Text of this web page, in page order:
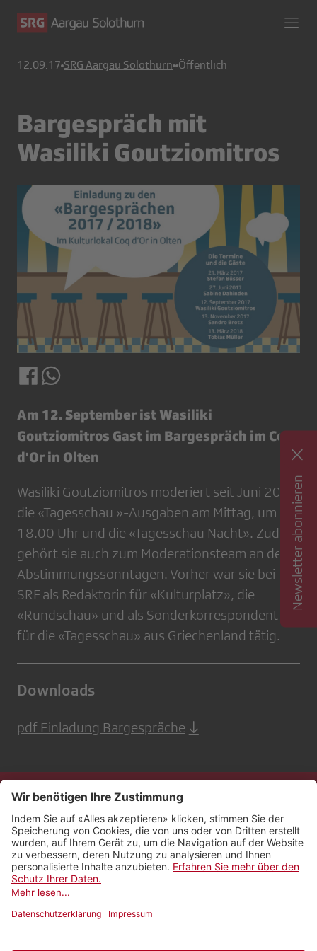
12.09.17 SRG Aargau Solothurn Öffentlich
Bargespräch mit
Wasiliki Goutziomitros
Am 12. September ist Wasiliki
Goutziomitros Gast im Bargespräch im Coq
d'Or in Olten
Wasiliki Goutziomitros moderiert seit Juni 2013
die «Tagesschau »-Ausgaben am Mittag, um
18.00 Uhr und die «Tagesschau Nacht». Zudem
gehört sie auch zum Moderationsteam an den
Abstimmungssonntagen. Vorher war sie bei
SRF als Redaktorin für «Kulturplatz», die
«Rundschau» und als Sonderkorrespondentin
für die «Tagesschau» aus Griechenland tätig.
Downloads
pdf Einladung Bargespräche
Newsletter abonnieren
Kontakt
Impressum
Rechtliches
Netiquette